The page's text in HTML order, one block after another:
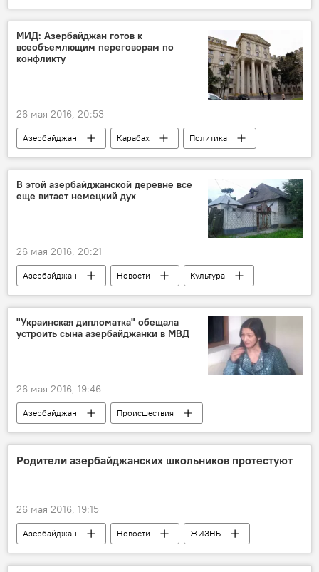
МИД: Азербайджан готов к
всеобъемлющим переговорам по
конфликту
26 мая 2016, 20:53
Азербайджан Карабах
Политика
Новости
Эскалация Карабахского конфликта
В этой азербайджанской деревне все
еще витает немецкий дух
26 мая 2016, 20:21
Азербайджан Новости
Культура
ЖИЗНЬ
Гедабей
Деревня
Немцы
"Украинская дипломатка" обещала
устроить сына азербайджанки в МВД
26 мая 2016, 19:46
Азербайджан
Происшествия
Новости
ЖИЗНЬ
Гянджа
Родители азербайджанских школьников протестуют
26 мая 2016, 19:15
Азербайджан Новости
ЖИЗНЬ
Фазиль Мустафа
Учебный год